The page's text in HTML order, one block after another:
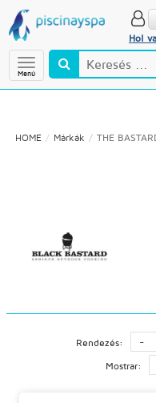
Menú
Hol
HOME Márkák THE
Rendezés:
Mostrar: